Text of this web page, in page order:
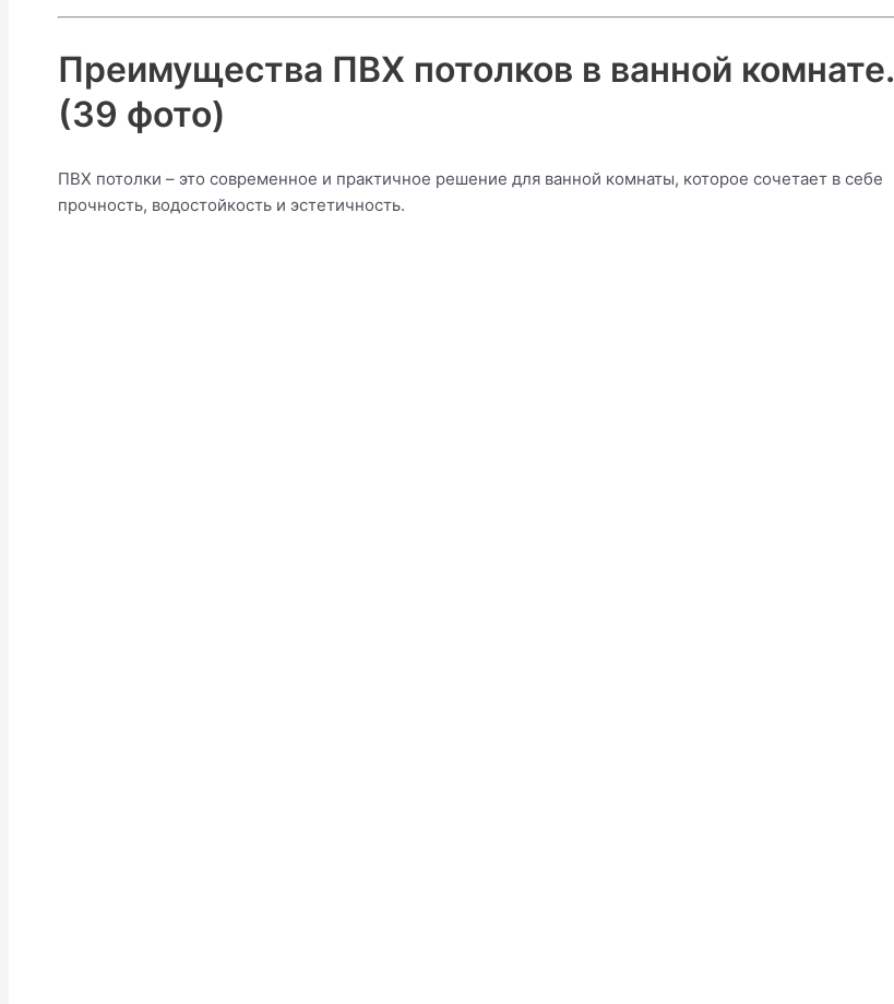
Преимущества ПВХ потолков в ванной комнате.
(39 фото)
ПВХ потолки – это современное и практичное решение для ванной комнаты, которое сочетает в себе
прочность, водостойкость и эстетичность.